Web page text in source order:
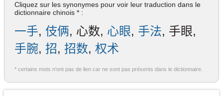
Cliquez sur les synonymes pour voir leur traduction dans le
dictionnaire chinois * :
一手, 伎俩, 心数, 心眼, 手法, 手眼,
手腕, 招, 招数, 权术
* certains mots n'ont pas de lien car ne sont pas présents dans le dictionnaire.